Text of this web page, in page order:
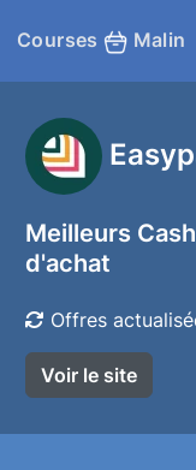
Courses Malin
Meilleurs
d'achat
Offres
Voir le site